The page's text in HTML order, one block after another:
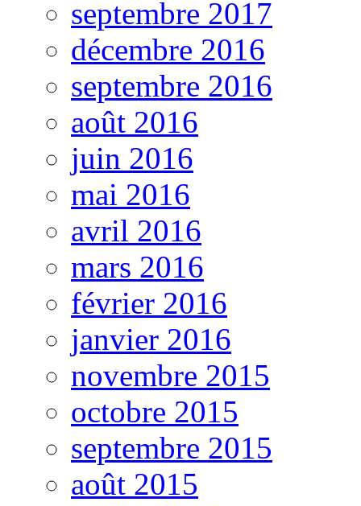
septembre 2017
décembre 2016
septembre 2016
août 2016
juin 2016
mai 2016
avril 2016
mars 2016
février 2016
janvier 2016
novembre 2015
octobre 2015
septembre 2015
août 2015